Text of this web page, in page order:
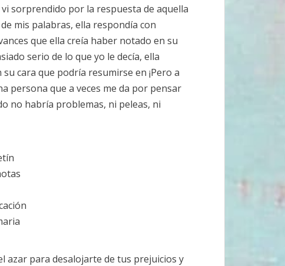
sorprendido por la respuesta de aquella
mis palabras, ella respondía con
que ella creía haber notado en su
serio de lo que yo le decía, ella
cara que podría resumirse en ¡Pero a
persona que a veces me da por pensar
no habría problemas, ni peleas, ni
azar para desalojarte de tus prejuicios y